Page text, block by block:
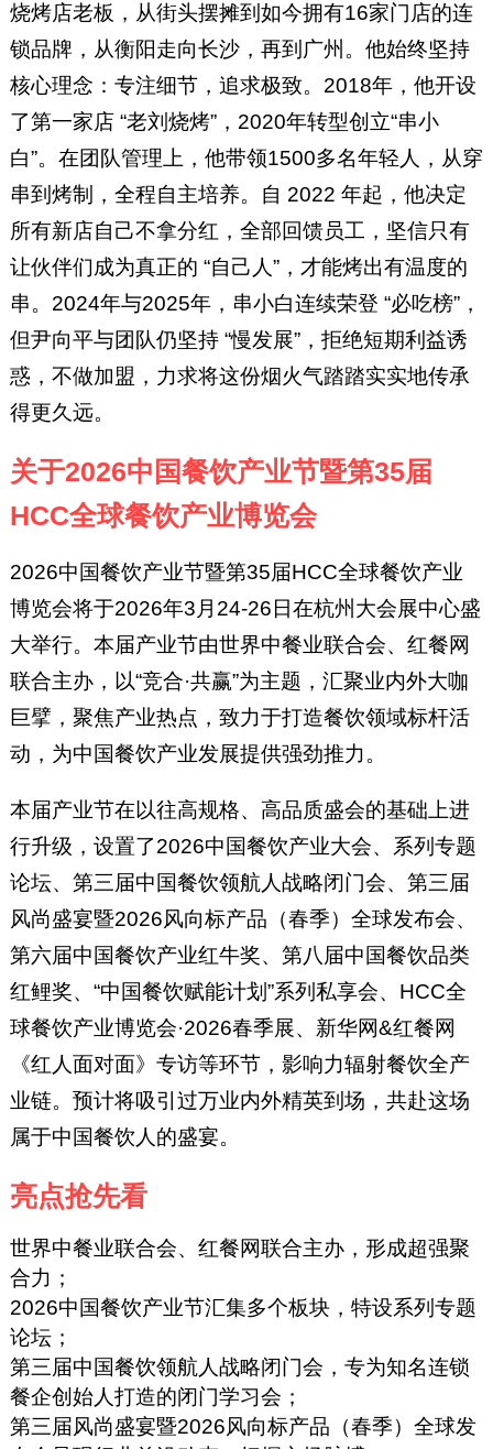
烧烤店老板，从街头摆摊到如今拥有16家门店的连
锁品牌，从衡阳走向长沙，再到广州。他始终坚持
核心理念：专注细节，追求极致。2018年，他开设
了第一家店 “老刘烧烤”，2020年转型创立“串小
白”。在团队管理上，他带领1500多名年轻人，从穿
串到烤制，全程自主培养。自 2022 年起，他决定
所有新店自己不拿分红，全部回馈员工，坚信只有
让伙伴们成为真正的 “自己人”，才能烤出有温度的
串。2024年与2025年，串小白连续荣登 “必吃榜”，
但尹向平与团队仍坚持 “慢发展”，拒绝短期利益诱
惑，不做加盟，力求将这份烟火气踏踏实实地传承
得更久远。
关于2026中国餐饮产业节暨第35届
HCC全球餐饮产业博览会
2026中国餐饮产业节暨第35届HCC全球餐饮产业
博览会将于2026年3月24-26日在杭州大会展中心盛
大举行。本届产业节由世界中餐业联合会、红餐网
联合主办，以“竞合·共赢”为主题，汇聚业内外大咖
巨擘，聚焦产业热点，致力于打造餐饮领域标杆活
动，为中国餐饮产业发展提供强劲推力。
本届产业节在以往高规格、高品质盛会的基础上进
行升级，设置了2026中国餐饮产业大会、系列专题
论坛、第三届中国餐饮领航人战略闭门会、第三届
风尚盛宴暨2026风向标产品（春季）全球发布会、
第六届中国餐饮产业红牛奖、第八届中国餐饮品类
红鲤奖、“中国餐饮赋能计划”系列私享会、HCC全
球餐饮产业博览会·2026春季展、新华网&红餐网
《红人面对面》专访等环节，影响力辐射餐饮全产
业链。预计将吸引过万业内外精英到场，共赴这场
属于中国餐饮人的盛宴。
亮点抢先看
世界中餐业联合会、红餐网联合主办，形成超强聚
合力；
2026中国餐饮产业节汇集多个板块，特设系列专题
论坛；
第三届中国餐饮领航人战略闭门会，专为知名连锁
餐企创始人打造的闭门学习会；
第三届风尚盛宴暨2026风向标产品（春季）全球发